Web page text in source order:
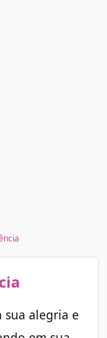
sua alegria e